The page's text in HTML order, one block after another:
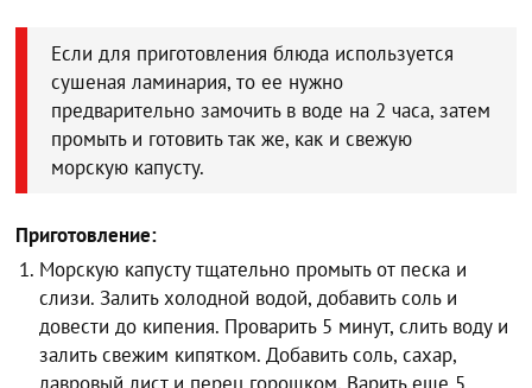
Если для приготовления блюда используется
сушеная ламинария, то ее нужно
предварительно замочить в воде на 2 часа, затем
промыть и готовить так же, как и свежую
морскую капусту.
Приготовление:
Морскую капусту тщательно промыть от песка и
слизи. Залить холодной водой, добавить соль и
довести до кипения. Проварить 5 минут, слить воду и
залить свежим кипятком. Добавить соль, сахар,